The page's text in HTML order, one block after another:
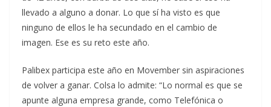
llevado a alguno a donar. Lo que sí ha visto es que
ninguno de ellos le ha secundado en el cambio de
imagen. Ese es su reto este año.
Palibex participa este año en Movember sin aspiraciones
de volver a ganar. Colsa lo admite: “Lo normal es que se
apunte alguna empresa grande, como Telefónica o